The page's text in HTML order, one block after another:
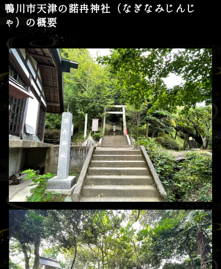
鴨川市天津の諾冉神社（なぎなみじんじ
ゃ）の概要